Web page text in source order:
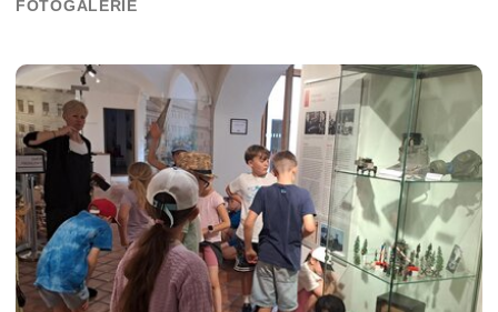
FOTOGALERIE